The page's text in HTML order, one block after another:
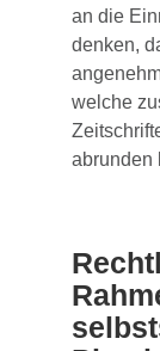
an die
denken,
welche
abrunden